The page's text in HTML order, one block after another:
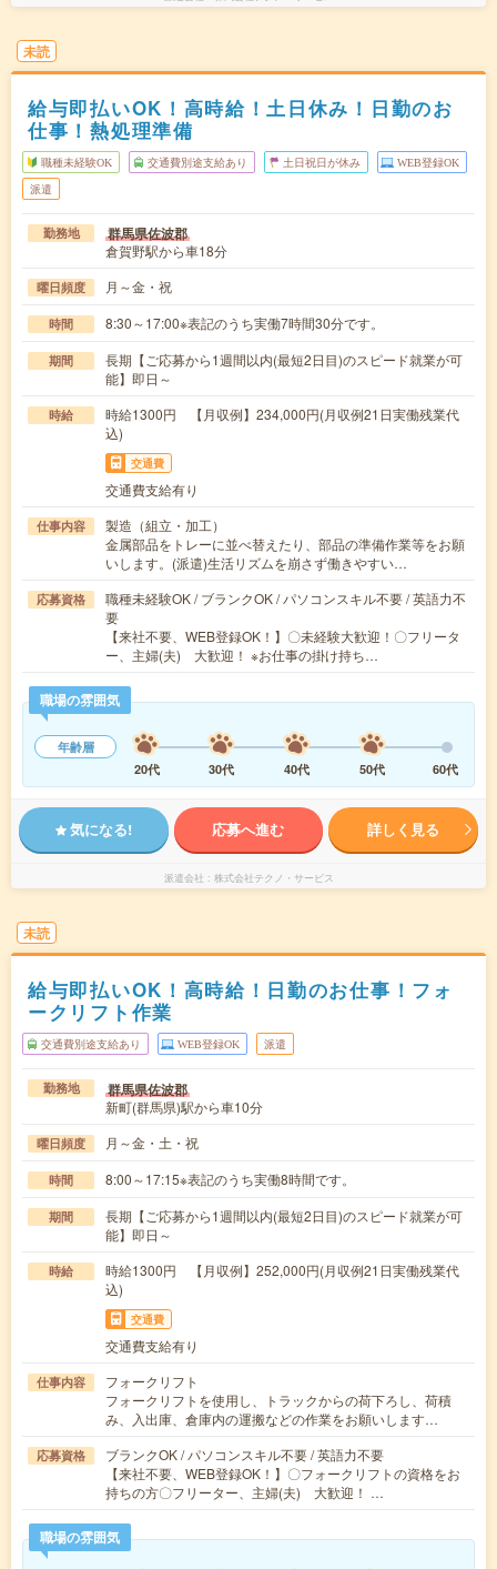
未読
給与即払いOK！高時給！土日休み！日勤のお
仕事！熱処理準備
職種未経験OK 交通費別途支給あり 土日祝日が休み WEB登録OK
派遣
勤務地 群馬県佐波郡
倉賀野駅から車18分
曜日頻度 月～金・祝
時間 8:30～17:00※表記のうち実働7時間30分です。
期間
長期【ご応募から1週間以内(最短2日目)のスピード就業が可
能】即日～
時給
時給1300円 【月収例】234,000円(月収例21日実働残業代
込)
交通費
交通費支給有り
仕事内容
製造（組立・加工）
金属部品をトレーに並べ替えたり、部品の準備作業等をお願
いします。(派遣)生活リズムを崩さず働きやすい…
応募資格
職種未経験OK / ブランクOK / パソコンスキル不要 / 英語力不
要
【来社不要、WEB登録OK！】〇未経験大歓迎！〇フリータ
ー、主婦(夫) 大歓迎！ ※お仕事の掛け持ち…
職場の雰囲気
年齢層
20代
30代 40代 50代 60代
気になる! 応募へ進む 詳しく見る
派遣会社 株式会社テクノ・サービス
未読
給与即払いOK！高時給！日勤のお仕事！フォ
ークリフト作業
交通費別途支給あり WEB登録OK 派遣
勤務地 群馬県佐波郡
新町(群馬県)駅から車10分
曜日頻度 月～金・土・祝
時間 8:00～17:15※表記のうち実働8時間です。
期間
長期【ご応募から1週間以内(最短2日目)のスピード就業が可
能】即日～
時給
時給1300円 【月収例】252,000円(月収例21日実働残業代
込)
交通費
交通費支給有り
仕事内容
フォークリフト
フォークリフトを使用し、トラックからの荷下ろし、荷積
み、入出庫、倉庫内の運搬などの作業をお願いします…
応募資格
ブランクOK / パソコンスキル不要 / 英語力不要
【来社不要、WEB登録OK！】〇フォークリフトの資格をお
持ちの方〇フリーター、主婦(夫) 大歓迎！ …
職場の雰囲気